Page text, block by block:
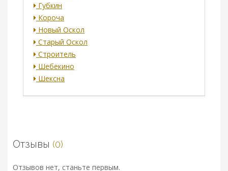
Губкин
Короча
Новый Оскол
Старый Оскол
Строитель
Шебекино
Шексна
Отзывы (0)
Отзывов нет, станьте первым.